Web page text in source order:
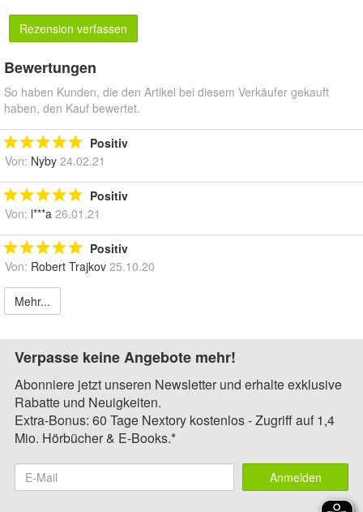
Rezension verfassen
Bewertungen
So haben Kunden, die den Artikel bei diesem Verkäufer gekauft
haben, den Kauf bewertet.
Positiv
Von: Nyby 24.02.21
Positiv
Von: l***a 26.01.21
Positiv
Von: Robert Trajkov 25.10.20
Mehr...
Verpasse keine Angebote mehr!
Abonniere jetzt unseren Newsletter und erhalte exklusive
Rabatte und Neuigkeiten.
Extra-Bonus: 60 Tage Nextory kostenlos - Zugriff auf 1,4
Mio. Hörbücher & E-Books.*
Anmelden